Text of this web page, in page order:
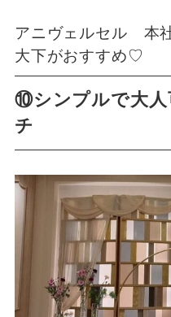
アニヴェルセル 本
大下がおすすめ♡
⑩シンプルで大人
チ